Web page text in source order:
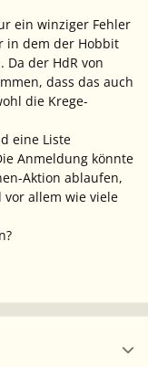
ein winziger Fehler
in dem der Hobbit
der HdR von
dass das auch
die Krege-
eine Liste
Anmeldung könnte
Aktion ablaufen,
allem wie viele